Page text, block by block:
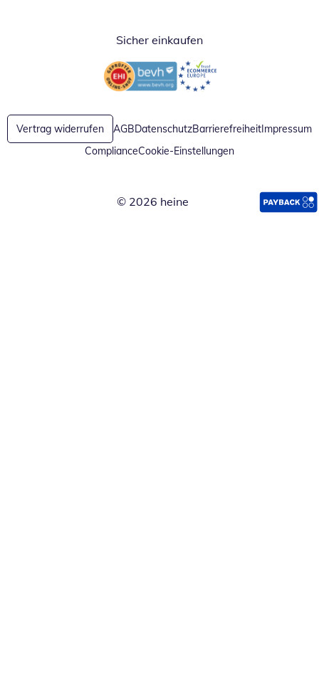
Sicher einkaufen
Öffnet in neuem FensterÖffnet in neuem Fenster
Vertrag widerrufen AGBDatenschutzBarrierefreiheitImpressum
ComplianceCookie-Einstellungen
© 2026 heine